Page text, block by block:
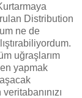
Distribution
ne de
uğraşlarım
yapmak